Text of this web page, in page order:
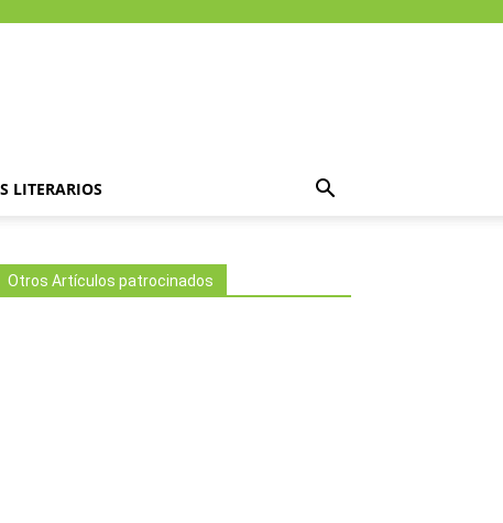
LITERARIOS
Otros Artículos patrocinados